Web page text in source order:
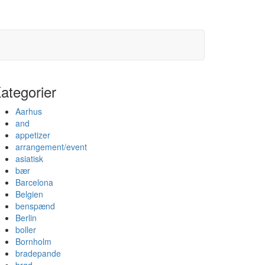
Aarhus
and
appetizer
arrangement/event
asiatisk
bær
Barcelona
Belgien
benspænd
Berlin
boller
Bornholm
bradepande